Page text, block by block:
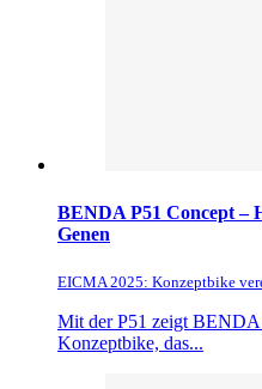
BENDA P51 Concept –
Genen
EICMA 2025: Konzeptbike
Mit der P51 zeigt
Konzeptbike, das...